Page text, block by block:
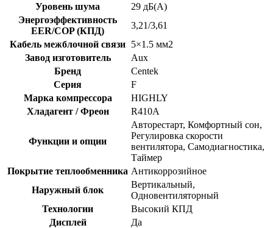
Уровень шума
29 дБ(А)
Энергоэффективность
EER/COP (КПД)
3,21/3,61
Кабель межблочной связи 5×1.5 мм2
Завод изготовитель
Aux
Бренд
Centek
Серия
F
Марка компрессора
HIGHLY
Хладагент / Фреон
R410A
Функции и опции
Авторестарт, Комфортный сон,
Регулировка скорости
вентилятора, Самодиагностика,
Таймер
Покрытие теплообменника Антикоррозийное
Наружный блок
Вертикальный,
Одновентиляторный
Технологии
Высокий КПД
Дисплей
Да